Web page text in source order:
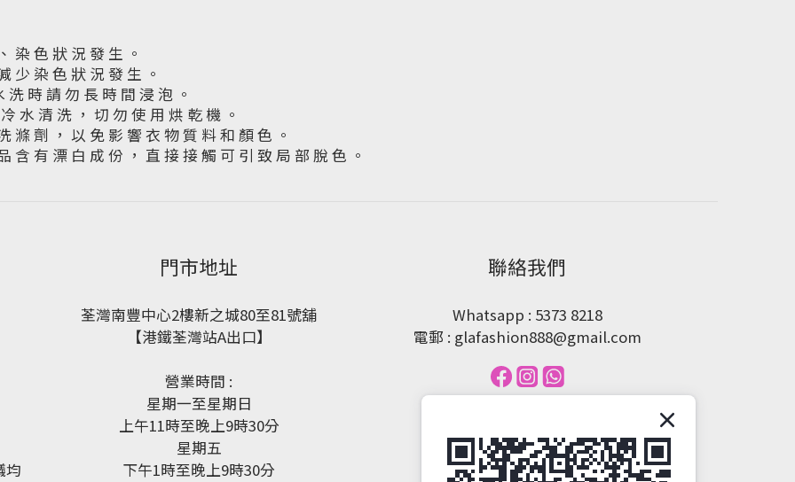
染 色 狀 況 發 生 。
少 染 色 狀 況 發 生 。
時 請 勿 長 時 間 浸 泡 。
水 清 洗 ， 切 勿 使 用 烘 乾 機 。
劑 ， 以 免 影 響 衣 物 質 料 和 顏 色 。
有 漂 白 成 份 ， 直 接 接 觸 可 引 致 局 部 脫 色 。
均
門市地址
荃灣南豐中心2樓新之城80至81號舖
【港鐵荃灣站A出口】
營業時間 :
星期一至星期日
上午11時至晚上9時30分
星期五
下午1時至晚上9時30分
聯絡我們
Whatsapp : 5373 8218
電郵 : glafashion888@gmail.com